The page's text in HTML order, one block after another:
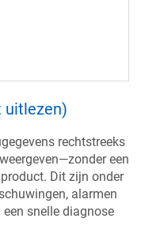
uitlezen)
rechtstreeks
een
Dit zijn onder
alarmen
snelle diagnose